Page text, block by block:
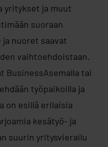
yritykset ja muut
suoraan
nuoret saavat
vaihtoehdoistaan.
BusinessAsemalla tai
työpaikoilla ja
on esillä erilaisia
kesätyö- ja
suurin yritysvierailu